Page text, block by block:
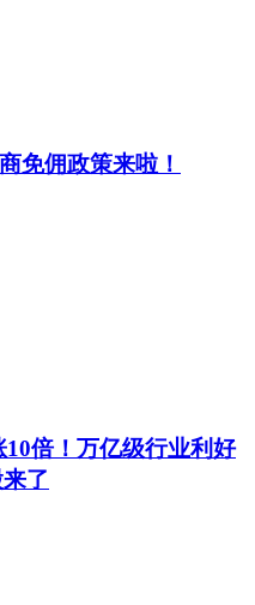
免佣政策来啦！
倍！万亿级行业利好
了